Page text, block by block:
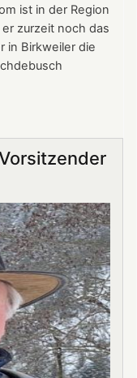
ist in der Region
zurzeit noch das
in Birkweiler die